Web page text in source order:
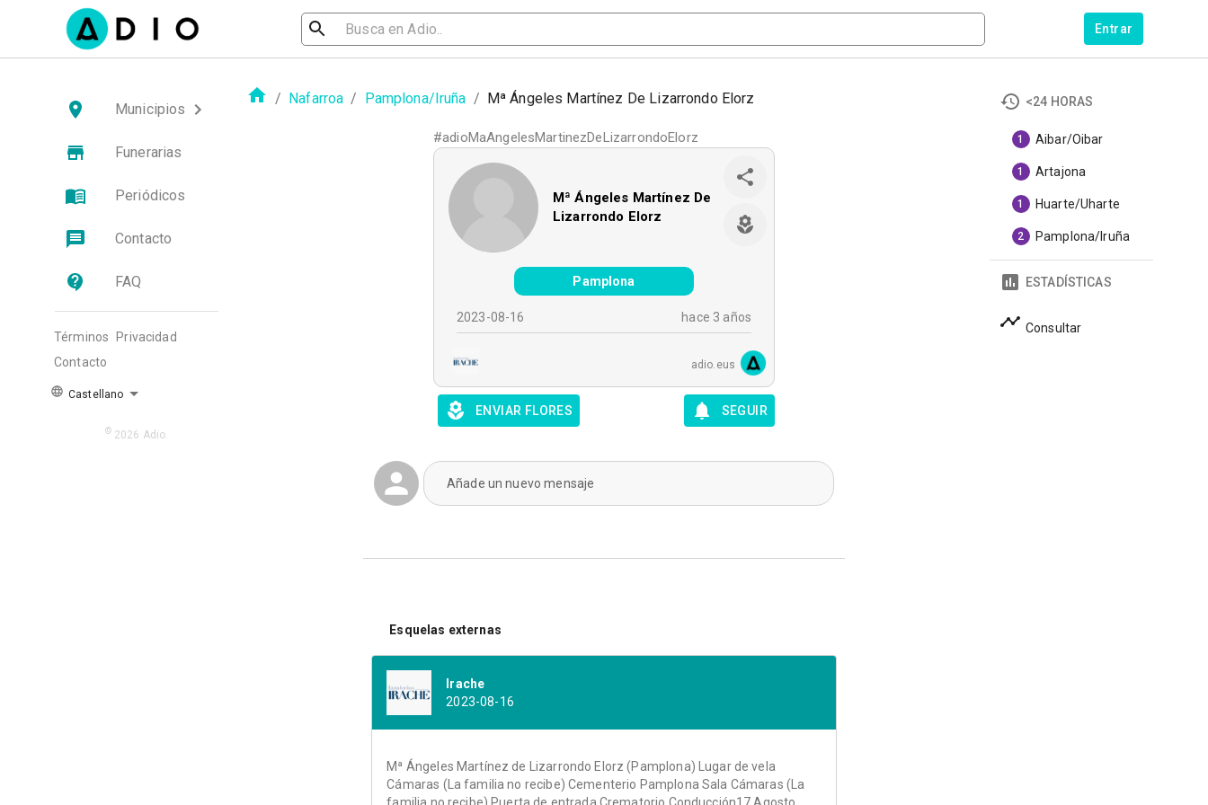
Entrar
Municipios
Funerarias
Periódicos
Contacto
FAQ
Términos
Privacidad
Contacto
Castellano
© 2026 Adio.
/ Nafarroa / Pamplona/Iruña / Mª Ángeles Martínez De Lizarrondo Elorz
#adioMaAngelesMartinezDeLizarrondoElorz
Mª Ángeles Martínez De
Lizarrondo Elorz
Pamplona
2023-08-16 hace 3 años
adio.eus
ENVIAR FLORES SEGUIR
Añade un nuevo mensaje
Esquelas externas
Irache
2023-08-16
Mª Ángeles Martínez de Lizarrondo Elorz (Pamplona) Lugar de vela
Cámaras (La familia no recibe) Cementerio Pamplona Sala Cámaras (La
<24 HORAS
1 Aibar/Oibar
1 Artajona
1 Huarte/Uharte
2 Pamplona/Iruña
ESTADÍSTICAS
Consultar